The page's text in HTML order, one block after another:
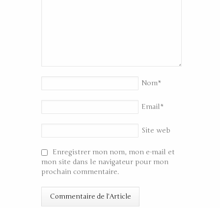
Nom*
Email*
Site web
Enregistrer mon nom, mon e-mail et
mon site dans le navigateur pour mon
prochain commentaire.